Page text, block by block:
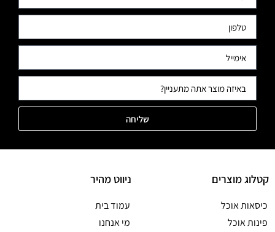
שליחה
קטלוג מוצרים
כיסאות אוכל
פינות אוכל
ניווט מהיר
עמוד בית
מי אנחנו